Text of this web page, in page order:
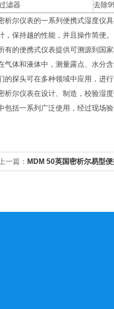
滤器
去除
析尔仪表的一系列便携式湿度仪
，保持越的性能，并且操作简便。
有的便携式仪表提供可溯源到国
气体和液体中，测量露点、水分
的探头可在多种领域中应用，进
析尔仪表在设计、制造，校验湿
包括一系列广泛使用，经过现场
一篇： MDM 50英国密析尔易型